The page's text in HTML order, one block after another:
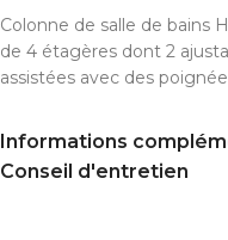
Colonne de salle de bains
de 4 étagères dont 2
assistées avec des
Informations
Conseil d'entretien